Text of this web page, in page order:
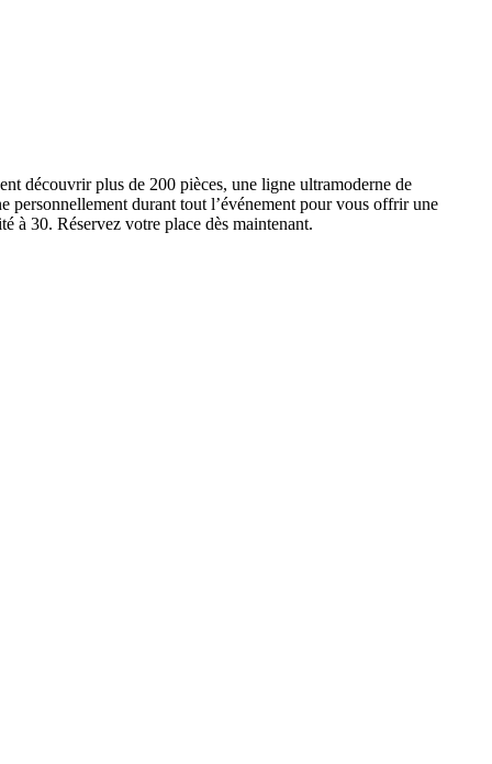
découvrir plus de 200 pièces, une ligne ultramoderne de
personnellement durant tout l’événement pour vous offrir une
à 30. Réservez votre place dès maintenant.